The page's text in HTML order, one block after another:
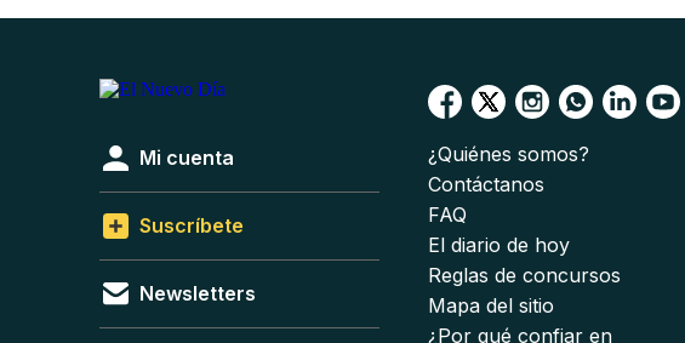
Mi cuenta
Suscríbete
Newsletters
¿Quiénes somos?
Contáctanos
FAQ
El diario de hoy
Reglas de concursos
Mapa del sitio
¿Por qué confiar en